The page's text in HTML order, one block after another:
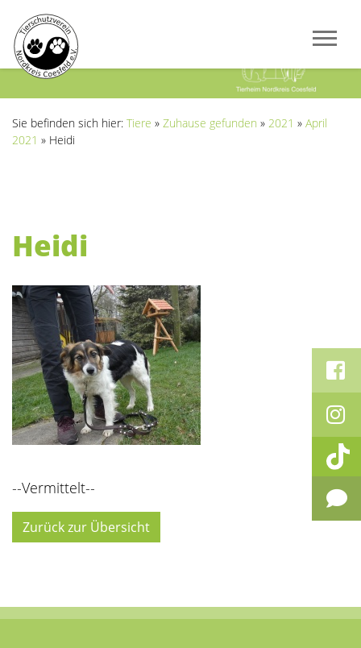
Sie befinden sich hier: Tiere » Zuhause gefunden » 2021 » April
2021 » Heidi
Heidi
--Vermittelt--
Zurück zur Übersicht